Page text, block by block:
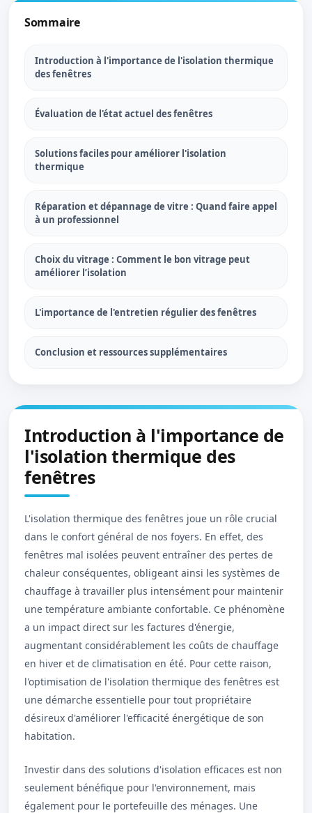
Sommaire
Introduction à l'importance de l'isolation thermique
des fenêtres
Évaluation de l'état actuel des fenêtres
Solutions faciles pour améliorer l'isolation
thermique
Réparation et dépannage de vitre : Quand faire appel
à un professionnel
Choix du vitrage : Comment le bon vitrage peut
améliorer l’isolation
L'importance de l'entretien régulier des fenêtres
Conclusion et ressources supplémentaires
Introduction à l'importance de
l'isolation thermique des
fenêtres
L'isolation thermique des fenêtres joue un rôle crucial
dans le confort général de nos foyers. En effet, des
fenêtres mal isolées peuvent entraîner des pertes de
chaleur conséquentes, obligeant ainsi les systèmes de
chauffage à travailler plus intensément pour maintenir
une température ambiante confortable. Ce phénomène
a un impact direct sur les factures d'énergie,
augmentant considérablement les coûts de chauffage
en hiver et de climatisation en été. Pour cette raison,
l'optimisation de l'isolation thermique des fenêtres est
une démarche essentielle pour tout propriétaire
désireux d'améliorer l'efficacité énergétique de son
habitation.
Investir dans des solutions d'isolation efficaces est non
seulement bénéfique pour l'environnement, mais
également pour le portefeuille des ménages. Une